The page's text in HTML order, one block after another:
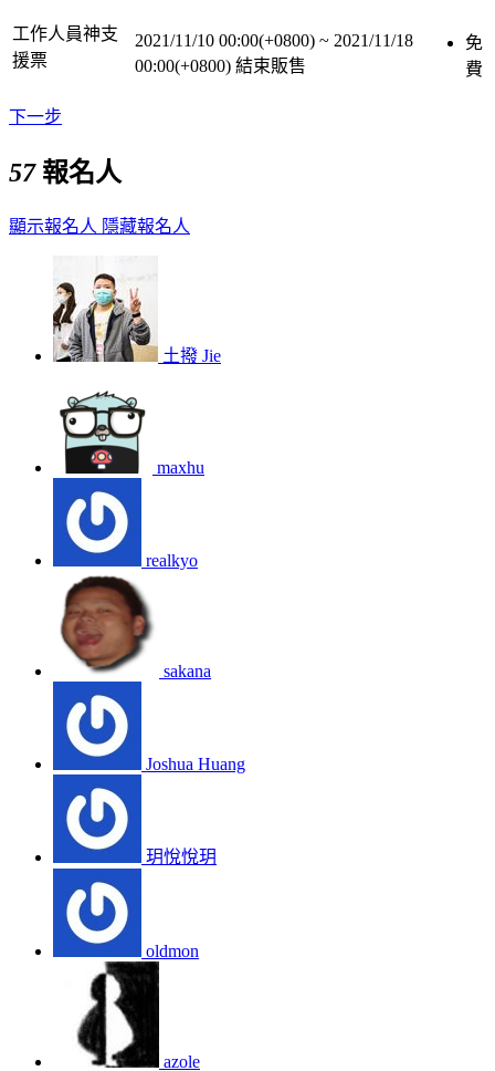
工作人員神支
援票
2021/11/10 00:00(+0800) ~ 2021/11/18
00:00(+0800) 結束販售
免
費
下一步
57報名人
顯示報名人 隱藏報名人
土撥 Jie
maxhu
realkyo
sakana
Joshua Huang
玥悅悅玥
oldmon
azole